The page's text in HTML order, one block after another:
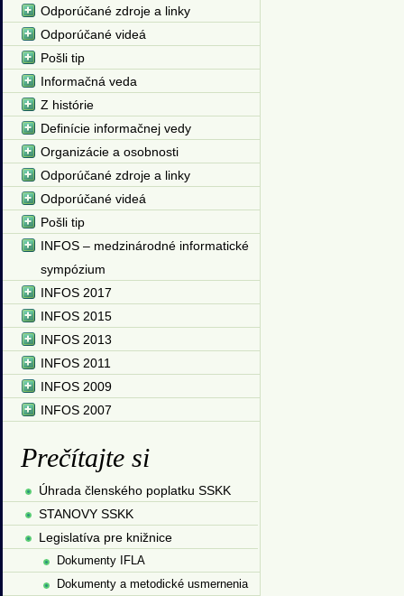
Odporúčané zdroje a linky
Odporúčané videá
Pošli tip
Informačná veda
Z histórie
Definície informačnej vedy
Organizácie a osobnosti
Odporúčané zdroje a linky
Odporúčané videá
Pošli tip
INFOS – medzinárodné informatické
sympózium
INFOS 2017
INFOS 2015
INFOS 2013
INFOS 2011
INFOS 2009
INFOS 2007
Prečítajte si
Úhrada členského poplatku SSKK
STANOVY SSKK
Legislatíva pre knižnice
Dokumenty IFLA
Dokumenty a metodické usmernenia